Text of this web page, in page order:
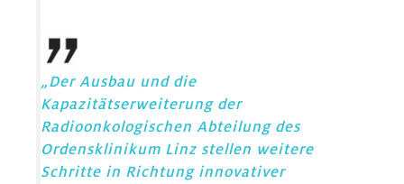
„Der Ausbau und die
Kapazitätserweiterung der
Radioonkologischen Abteilung des
Ordensklinikum Linz stellen weitere
Schritte in Richtung innovativer